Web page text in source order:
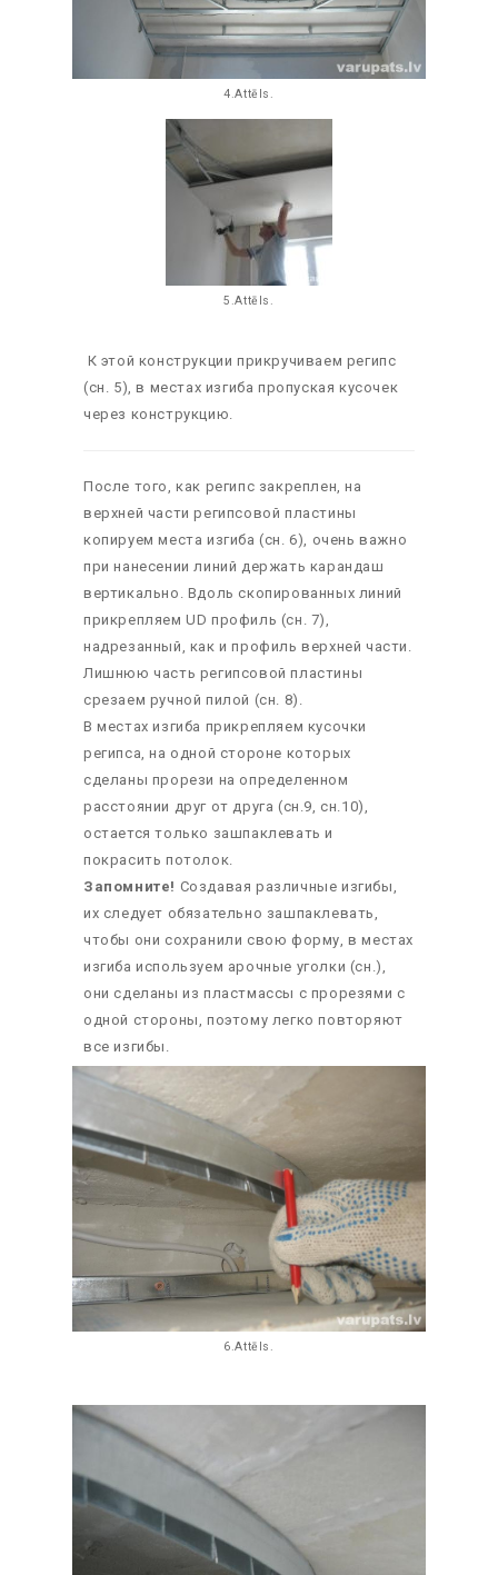
4.Attēls.
5.Attēls.
К этой конструкции прикручиваем регипс
(сн. 5), в местах изгиба пропуская кусочек
через конструкцию.
После того, как регипс закреплен, на
верхней части регипсовой пластины
копируем места изгиба (сн. 6), очень важно
при нанесении линий держать карандаш
вертикально. Вдоль скопированных линий
прикрепляем UD профиль (сн. 7),
надрезанный, как и профиль верхней части.
Лишнюю часть регипсовой пластины
срезаем ручной пилой (сн. 8).
В местах изгиба прикрепляем кусочки
регипса, на одной стороне которых
сделаны прорези на определенном
расстоянии друг от друга (сн.9, сн.10),
остается только зашпаклевать и
покрасить потолок.
Запомните! Создавая различные изгибы,
их следует обязательно зашпаклевать,
чтобы они сохранили свою форму, в местах
изгиба используем арочные уголки (сн.),
они сделаны из пластмассы с прорезями с
одной стороны, поэтому легко повторяют
все изгибы.
6.Attēls.